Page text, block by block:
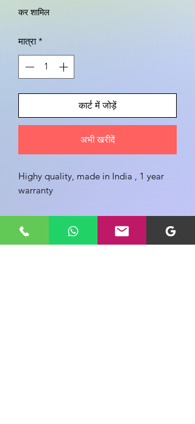
कर शामिल
मात्रा *
कार्ट में जोड़ें
अभी खरीदें
Highy quality, made in India , 1 year
warranty